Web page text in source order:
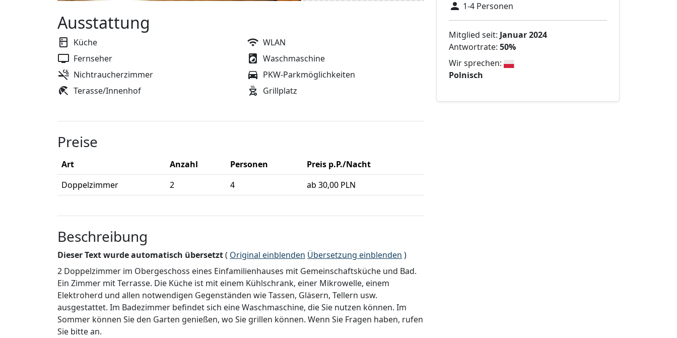
1-4 Personen
Mitglied seit: Januar 2024
Antwortrate: 50%
Wir sprechen:
Polnisch
Ausstattung
Küche
WLAN
Fernseher
Waschmaschine
Nichtraucherzimmer
PKW-Parkmöglichkeiten
Terasse/Innenhof
Grillplatz
Preise
Art Anzahl Personen
Preis p.P./Nacht
Doppelzimmer
2 4 ab 30,00 PLN
Beschreibung
Dieser Text wurde automatisch übersetzt( Original einblenden Übersetzung einblenden )
2 Doppelzimmer im Obergeschoss eines Einfamilienhauses mit Gemeinschaftsküche und Bad.
Ein Zimmer mit Terrasse. Die Küche ist mit einem Kühlschrank, einer Mikrowelle, einem
Elektroherd und allen notwendigen Gegenständen wie Tassen, Gläsern, Tellern usw.
ausgestattet. Im Badezimmer befindet sich eine Waschmaschine, die Sie nutzen können. Im
Sommer können Sie den Garten genießen, wo Sie grillen können. Wenn Sie Fragen haben, rufen
Sie bitte an.